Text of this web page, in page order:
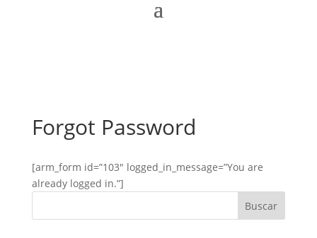
Forgot Password
[arm_form id=”103″ logged_in_message=”You are
already logged in.”]